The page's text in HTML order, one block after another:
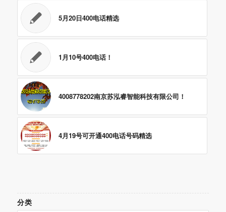
5月20日400电话精选
1月10号400电话！
4008778202南京苏泓睿智能科技有限公司！
4月19号可开通400电话号码精选
分类